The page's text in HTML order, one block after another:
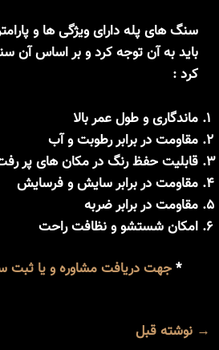
سنگ های پله دارای ویژگی ها و
باید به آن توجه کرد و بر اساس آن
کرد :
ماندگاری و طول عمر بالا
مقاومت در برابر رطوبت و آب
قابلیت حفظ رنگ در مکان های پر
مقاومت در برابر سایش و فرسایش
مقاومت در برابر ضربه
امکان شستشو و نظافت راحت
*جهت دریافت مشاوره و یا ثبت
→ نوشته قبل